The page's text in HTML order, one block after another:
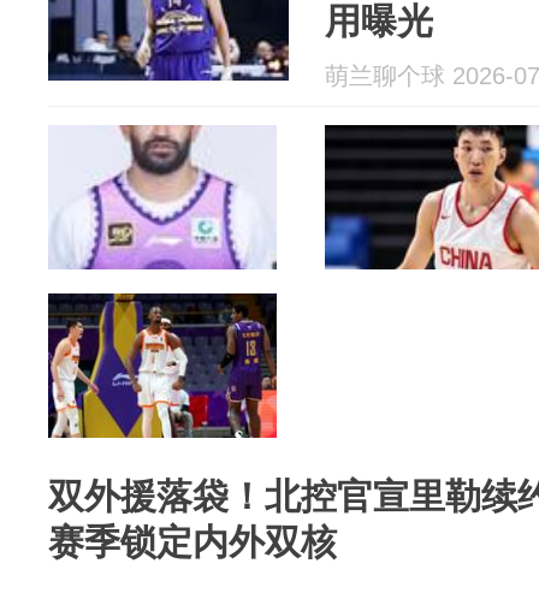
用曝光
萌兰聊个球 2026-
双外援落袋！北控官宣里勒续
赛季锁定内外双核